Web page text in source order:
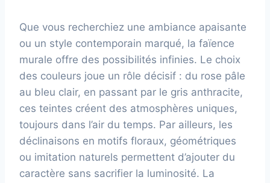
Que vous recherchiez une ambiance apaisante
ou un style contemporain marqué, la faïence
murale offre des possibilités infinies. Le choix
des couleurs joue un rôle décisif : du rose pâle
au bleu clair, en passant par le gris anthracite,
ces teintes créent des atmosphères uniques,
toujours dans l’air du temps. Par ailleurs, les
déclinaisons en motifs floraux, géométriques
ou imitation naturels permettent d’ajouter du
caractère sans sacrifier la luminosité. La